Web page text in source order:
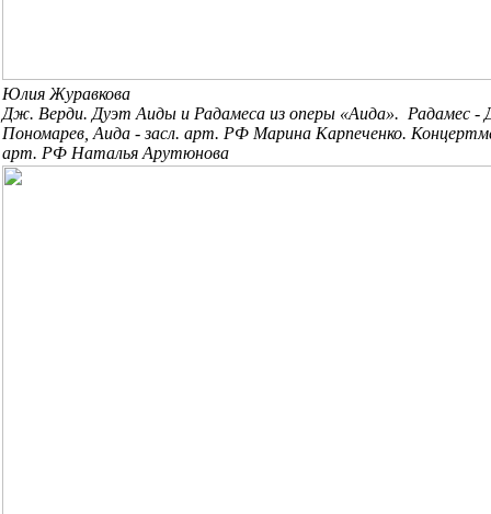
Юлия Журавкова
Дж. Верди. Дуэт Аиды и Радамеса из оперы «Аида». Радамес -
Пономарев, Аида - засл. арт. РФ Марина Карпеченко.
арт. РФ Наталья Арутюнова